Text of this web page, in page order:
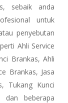
sebaik anda
untuk
penyebutan
Ahli Service
Brankas, Ahli
Brankas, Jasa
Tukang Kunci
dan beberapa